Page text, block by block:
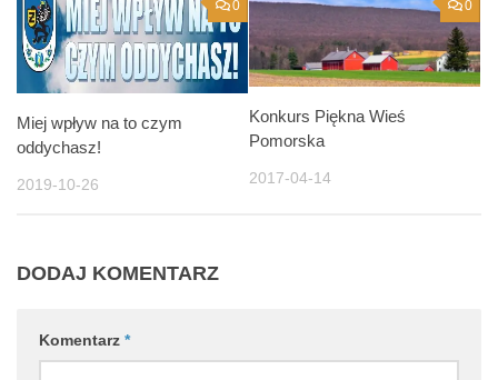
0
Miej wpływ na to czym
oddychasz!
2019-10-26
0
Konkurs Piękna Wieś
Pomorska
2017-04-14
DODAJ KOMENTARZ
Komentarz *